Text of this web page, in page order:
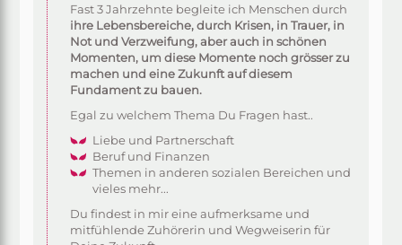
Fast 3 Jahrzehnte begleite ich Menschen durch
ihre Lebensbereiche, durch Krisen, in Trauer, in
Not und Verzweifung, aber auch in schönen
Momenten, um diese Momente noch grösser zu
machen und eine Zukunft auf diesem
Fundament zu bauen.
Egal zu welchem Thema Du Fragen hast..
Liebe und Partnerschaft
Beruf und Finanzen
Themen in anderen sozialen Bereichen und
vieles mehr...
Du findest in mir eine aufmerksame und
mitfühlende Zuhörerin und Wegweiserin für